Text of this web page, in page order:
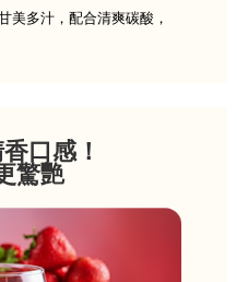
美多汁，配合清爽碳酸，
口感！
驚艷